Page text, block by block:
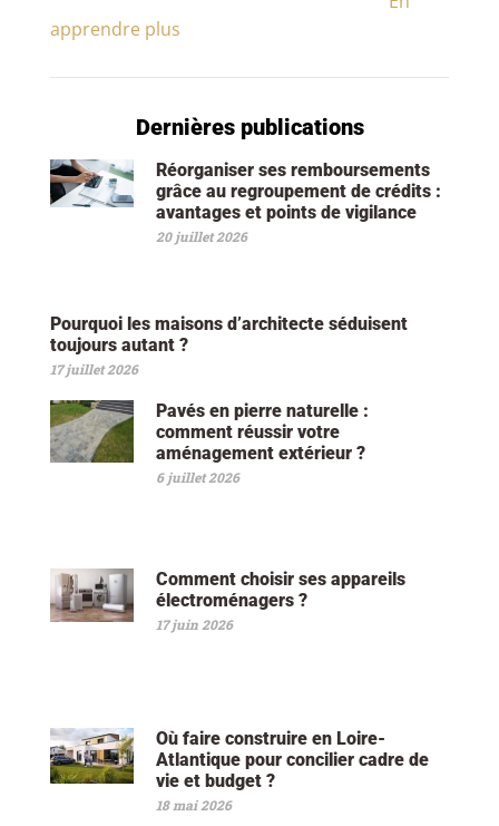
apprendre plus
Dernières publications
Réorganiser ses remboursements
grâce au regroupement de crédits :
avantages et points de vigilance
20 juillet 2026
Pourquoi les maisons d’architecte séduisent
toujours autant ?
17 juillet 2026
Pavés en pierre naturelle :
comment réussir votre
aménagement extérieur ?
6 juillet 2026
Comment choisir ses appareils
électroménagers ?
17 juin 2026
Où faire construire en Loire-
Atlantique pour concilier cadre de
vie et budget ?
18 mai 2026